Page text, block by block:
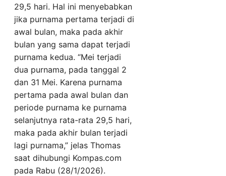
29,5 hari. Hal ini menyebabkan
jika purnama pertama terjadi di
awal bulan, maka pada akhir
bulan yang sama dapat terjadi
purnama kedua. “Mei terjadi
dua purnama, pada tanggal 2
dan 31 Mei. Karena purnama
pertama pada awal bulan dan
periode purnama ke purnama
selanjutnya rata-rata 29,5 hari,
maka pada akhir bulan terjadi
lagi purnama,” jelas Thomas
saat dihubungi Kompas.com
pada Rabu (28/1/2026).